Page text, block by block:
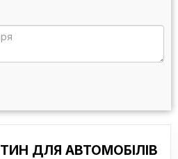
ДЛЯ АВТОМОБІЛІВ